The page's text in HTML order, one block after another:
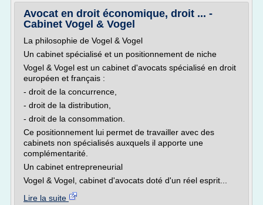
Avocat en droit économique, droit ... -
Cabinet Vogel & Vogel
La philosophie de Vogel & Vogel
Un cabinet spécialisé et un positionnement de niche
Vogel & Vogel est un cabinet d'avocats spécialisé en droit
européen et français :
- droit de la concurrence,
- droit de la distribution,
- droit de la consommation.
Ce positionnement lui permet de travailler avec des
cabinets non spécialisés auxquels il apporte une
complémentarité.
Un cabinet entrepreneurial
Vogel & Vogel, cabinet d'avocats doté d'un réel esprit...
Lire la suite